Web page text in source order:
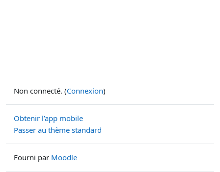
Non connecté. (Connexion)
Obtenir l’app mobile
Passer au thème standard
Fourni par Moodle